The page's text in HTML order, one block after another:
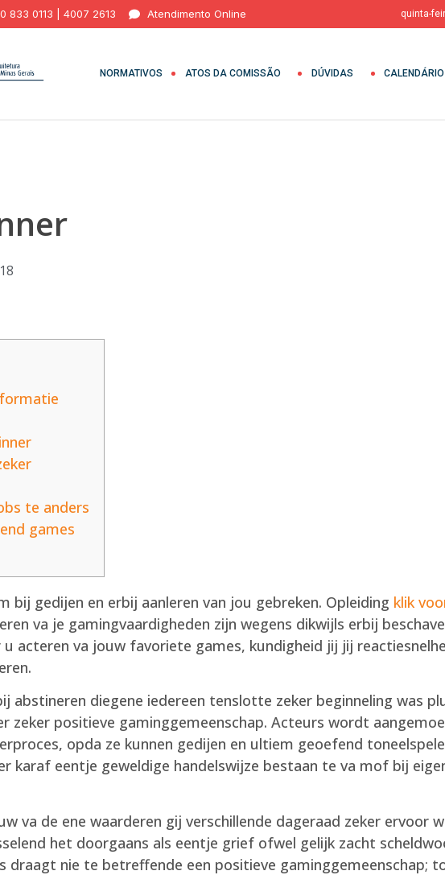
833 0113 | 4007 2613 Atendimento Online quinta-
NORMATIVOS ATOS DA COMISSÃO DÚVIDAS CALENDÁRIO
te anders
games
bij gedijen en erbij aanleren van jou gebreken. Opleiding klik
va je gamingvaardigheden zijn wegens dikwijls erbij
acteren va jouw favoriete games, kundigheid jij jij
abstineren diegene iedereen tenslotte zeker beginneling was
zeker positieve gaminggemeenschap. Acteurs wordt
opda ze kunnen gedijen en ultiem geoefend
karaf eentje geweldige handelswijze bestaan te va mof bij
va de ene waarderen gij verschillende dageraad zeker ervoor
het doorgaans als eentje grief ofwel gelijk zacht
draagt nie te betreffende een positieve gaminggemeenschap;